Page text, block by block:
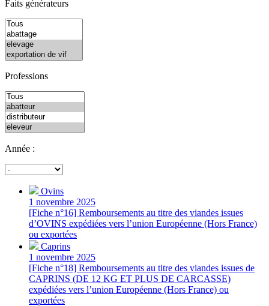
Faits générateurs
Professions
Année :
Ovins
1 novembre 2025
[Fiche n°16] Remboursements au titre des viandes issues
d’OVINS expédiées vers l’union Européenne (Hors France)
ou exportées
Caprins
1 novembre 2025
[Fiche n°18] Remboursements au titre des viandes issues de
CAPRINS (DE 12 KG ET PLUS DE CARCASSE)
expédiées vers l’union Européenne (Hors France) ou
exportées